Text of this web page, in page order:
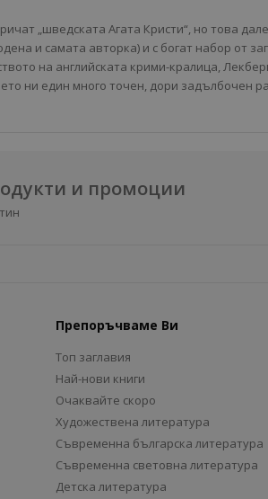
„шведската Агата Кристи“, но това
и самата авторка) и с богат набор от
на английската крими-кралица,
ни един много точен, дори задълбочен
и промоции
Препоръчваме Ви
Топ заглавия
Най-нови книги
Очаквайте скоро
Художествена литература
Съвременна българска литература
Съвременна световна литература
Детска литература